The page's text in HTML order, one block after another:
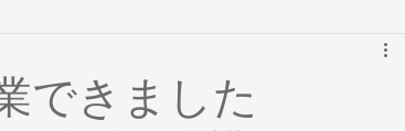
できました